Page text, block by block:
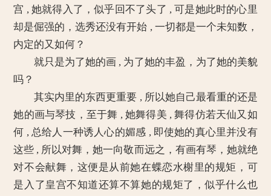
宫 , 她就得入了，似乎回不了头了 , 可是她此时的心里
却是倔强的，选秀还没有开始 , 一切都是一个未知数，
内定的又如何？
就只是为了她的画 , 为了她的丰盈，为了她的美貌
吗？
其实内里的东西更重要 , 所以她自己最看重的还是
她的画与琴技，至于舞 , 她舞得美 , 舞得仿若天仙又如
何 , 总给人一种诱人心的媚感 , 即使她的真心里并没有
这些 , 所以对舞，她一向敬而远之，有画有琴，她就绝
对不会献舞，这便是从前她在蝶恋水榭里的规矩，可
是入了皇宫不知道还算不算她的规矩了，似乎什么也